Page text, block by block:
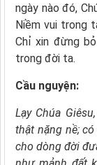
ngày nào đó,
Niềm vui trong
Chỉ xin đừng
trong đời ta.
Cầu nguyện:
Lạy Chúa
thật nặng nề;
cho dòng đời